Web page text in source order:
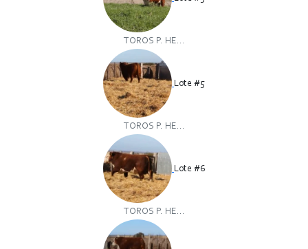
TOROS P. HE...
Lote #5
TOROS P. HE...
Lote #6
TOROS P. HE...